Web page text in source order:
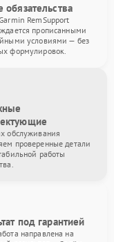
обязательства
RemSupport
прописанными
условиями — без
формулировок.
обслуживания
проверенные детали
работы
под гарантией
направлена на